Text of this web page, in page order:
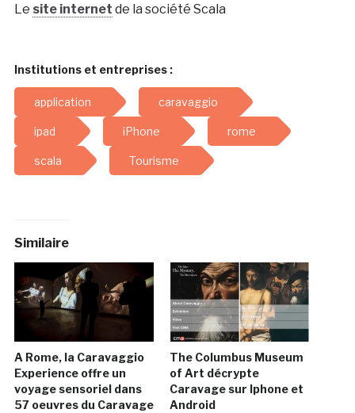
Le site internet de la société Scala
Institutions et entreprises :
application caravaggio
ipad iPhone rome
scala Tourisme
Similaire
A Rome, la Caravaggio
Experience offre un
voyage sensoriel dans
57 oeuvres du Caravage
The Columbus Museum
of Art décrypte
Caravage sur Iphone et
Android